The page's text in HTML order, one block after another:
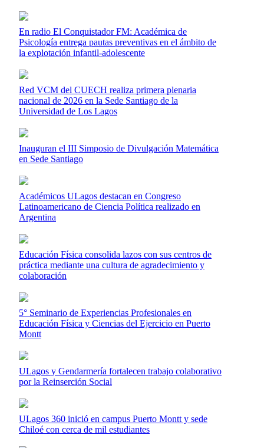
En radio El Conquistador FM: Académica de
Psicología entrega pautas preventivas en el ámbito de
la explotación infantil-adolescente
Red VCM del CUECH realiza primera plenaria
nacional de 2026 en la Sede Santiago de la
Universidad de Los Lagos
Inauguran el III Simposio de Divulgación Matemática
en Sede Santiago
Académicos ULagos destacan en Congreso
Latinoamericano de Ciencia Política realizado en
Argentina
Educación Física consolida lazos con sus centros de
práctica mediante una cultura de agradecimiento y
colaboración
5° Seminario de Experiencias Profesionales en
Educación Física y Ciencias del Ejercicio en Puerto
Montt
ULagos y Gendarmería fortalecen trabajo colaborativo
por la Reinserción Social
ULagos 360 inició en campus Puerto Montt y sede
Chiloé con cerca de mil estudiantes